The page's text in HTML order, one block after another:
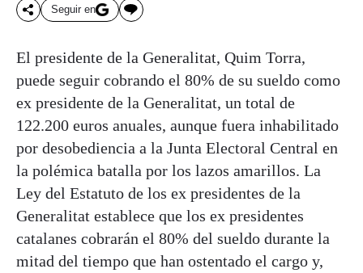
Seguir en
El presidente de la Generalitat, Quim Torra,
puede seguir cobrando el 80% de su sueldo como
ex presidente de la Generalitat, un total de
122.200 euros anuales, aunque fuera inhabilitado
por desobediencia a la Junta Electoral Central en
la polémica batalla por los lazos amarillos. La
Ley del Estatuto de los ex presidentes de la
Generalitat establece que los ex presidentes
catalanes cobrarán el 80% del sueldo durante la
mitad del tiempo que han ostentado el cargo y,